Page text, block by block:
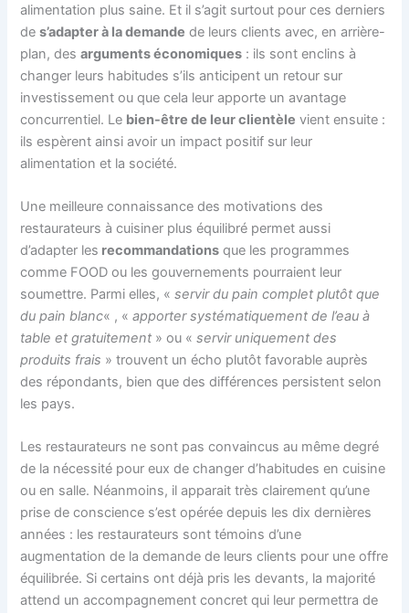
alimentation plus saine. Et il s’agit surtout pour ces derniers
des’adapter à la demande de leurs clients avec, en arrière-
plan, desarguments économiques : ils sont enclins à
changer leurs habitudes s’ils anticipent un retour sur
investissement ou que cela leur apporte un avantage
concurrentiel. Le bien-être de leur clientèle vient ensuite :
ils espèrent ainsi avoir un impact positif sur leur
alimentation et la société.
Une meilleure connaissance des motivations des
restaurateurs à cuisiner plus équilibré permet aussi
d’adapter les recommandations que les programmes
comme FOOD ou les gouvernements pourraient leur
soumettre. Parmi elles, «servir du pain complet plutôt que
du pain blanc« , «apporter systématiquement de l’eau à
table et gratuitement » ou «servir uniquement des
produits frais » trouvent un écho plutôt favorable auprès
des répondants, bien que des différences persistent selon
les pays.
Les restaurateurs ne sont pas convaincus au même degré
de la nécessité pour eux de changer d’habitudes en cuisine
ou en salle. Néanmoins, il apparait très clairement qu’une
prise de conscience s’est opérée depuis les dix dernières
années : les restaurateurs sont témoins d’une
augmentation de la demande de leurs clients pour une offre
équilibrée. Si certains ont déjà pris les devants, la majorité
attend un accompagnement concret qui leur permettra de